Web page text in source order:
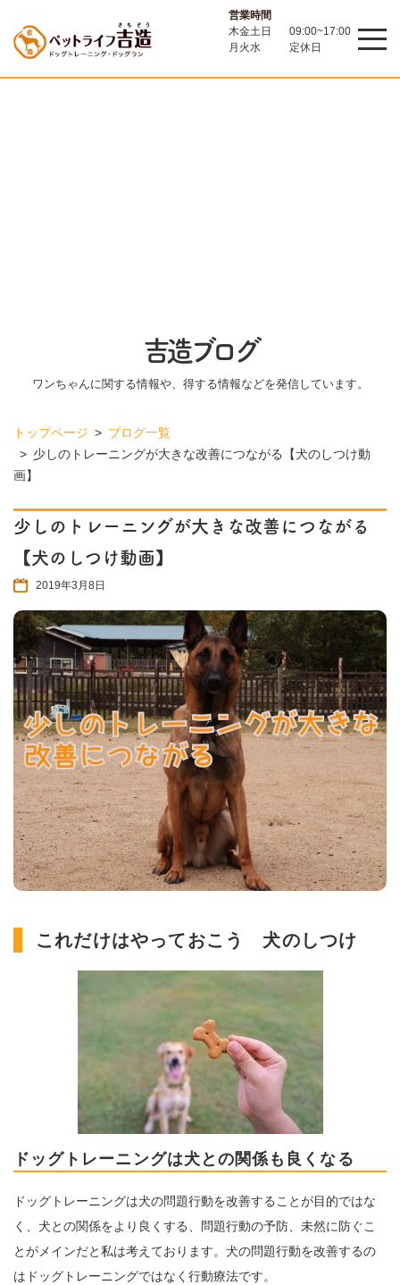
営業時間
木金土日
09:00~17:00
月火水
定休日
吉造ブログ
ワンちゃんに関する情報や、得する情報などを発信しています。
トップページ
ブログ一覧
少しのトレーニングが大きな改善につながる【犬のしつけ動
画】
少しのトレーニングが大きな改善につながる
【犬のしつけ動画】
2019年3月8日
これだけはやっておこう 犬のしつけ
ドッグトレーニングは犬との関係も良くなる
ドッグトレーニングは犬の問題行動を改善することが目的ではな
く、犬との関係をより良くする、問題行動の予防、未然に防ぐこ
とがメインだと私は考えております。犬の問題行動を改善するの
はドッグトレーニングではなく行動療法です。